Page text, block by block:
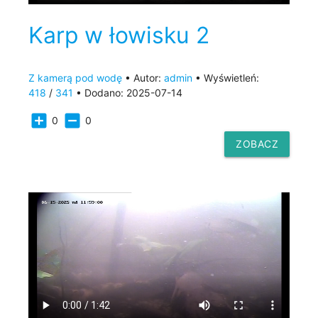
Karp w łowisku 2
Z kamerą pod wodę • Autor: admin • Wyświetleń:
418 / 341 • Dodano: 2025-07-14
add_box 0 indeterminate_check_box 0
ZOBACZ